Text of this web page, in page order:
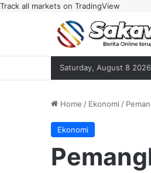
Track all markets on TradingView
Saturday, August 8 2026
Home / Ekonomi /
Ekonomi